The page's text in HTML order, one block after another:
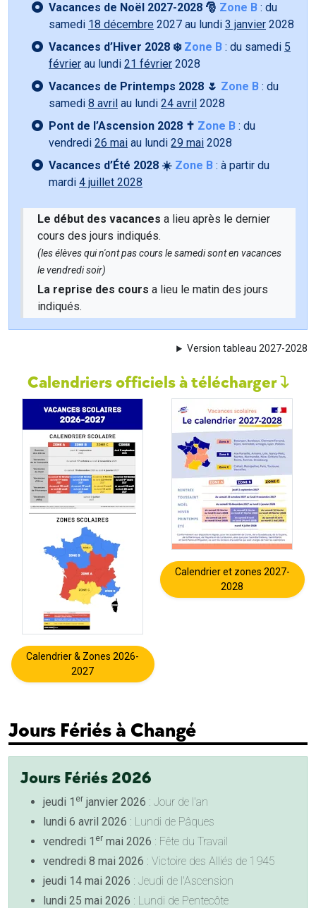
Vacances de Noël 2027-2028 🎅 Zone B : du
samedi 18 décembre 2027 au lundi 3 janvier 2028
Vacances d’Hiver 2028 ❄️ Zone B : du samedi 5
février au lundi 21 février 2028
Vacances de Printemps 2028 🌷 Zone B : du
samedi 8 avril au lundi 24 avril 2028
Pont de l’Ascension 2028 ✝️ Zone B : du
vendredi 26 mai au lundi 29 mai 2028
Vacances d’Été 2028 ☀️ Zone B : à partir du
mardi 4 juillet 2028
Le début des vacances a lieu après le dernier
cours des jours indiqués.
(les élèves qui n'ont pas cours le samedi sont en vacances
le vendredi soir)
La reprise des cours a lieu le matin des jours
indiqués.
Version tableau 2027-2028
Calendriers officiels à télécharger
Calendrier & Zones 2026-
2027
Calendrier et zones 2027-
2028
Jours Fériés à Changé
Jours Fériés 2026
jeudi 1 er janvier 2026 : Jour de l'an
lundi 6 avril 2026 : Lundi de Pâques
vendredi 1 er mai 2026 : Fête du Travail
vendredi 8 mai 2026 : Victoire des Alliés de 1945
jeudi 14 mai 2026 : Jeudi de l'Ascension
lundi 25 mai 2026 : Lundi de Pentecôte